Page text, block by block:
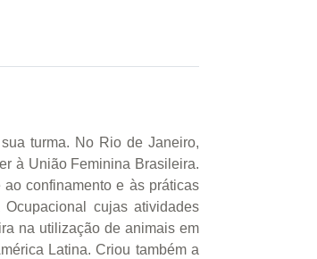
turma. No Rio de Janeiro,
à União Feminina Brasileira.
confinamento e às práticas
cujas atividades
na utilização de animais em
Latina. Criou também a